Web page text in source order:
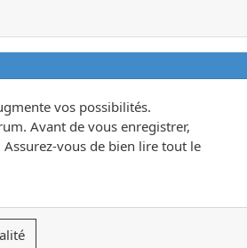
vos possibilités.
Avant de vous enregistrer,
vous de bien lire tout le